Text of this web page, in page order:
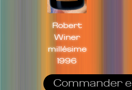
Robert
Winer
millésime
1996
Commander